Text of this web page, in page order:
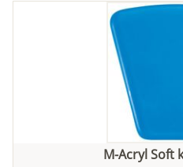
M-Acryl Soft